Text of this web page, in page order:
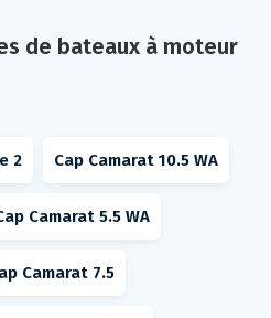
de bateaux à moteur
2 Cap Camarat 10.5 WA
Camarat 5.5 WA
Camarat 7.5